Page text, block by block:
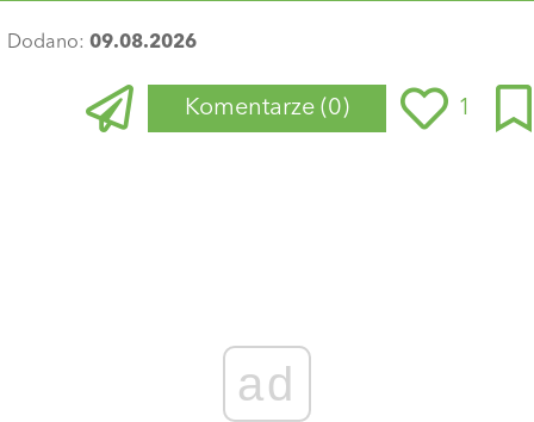
Dodano: 09.08.2026
Komentarze (0) 1
ad